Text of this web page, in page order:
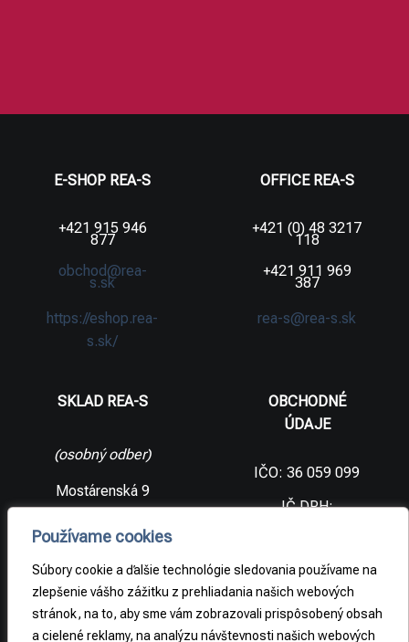
Používame cookies
Súbory cookie a ďalšie technológie sledovania používame na
zlepšenie vášho zážitku z prehliadania našich webových
stránok, na to, aby sme vám zobrazovali prispôsobený obsah
a cielené reklamy, na analýzu návštevnosti našich webových
E-SHOP REA-S
+421 915 946
877
obchod@rea-
s.sk
https://eshop.rea-
s.sk/
OFFICE REA-S
+421 (0) 48 3217
118
+421 911 969
387
rea-s@rea-s.sk
SKLAD REA-S
(osobný odber)
Mostárenská 9
republika
OBCHODNÉ
ÚDAJE
IČO: 36 059 099
IČ DPH:
2021733065
PRÁVNE